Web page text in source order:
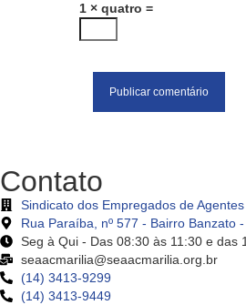
1 × quatro =
Contato
Sindicato dos Empregados de
Rua Paraíba, nº 577 - Bairro Banzato
Seg à Qui - Das 08:30 às 11:30 e das
seaacmarilia@seaacmarilia.org.br
(14) 3413-9299
(14) 3413-9449